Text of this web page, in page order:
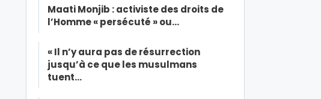
Maati Monjib : activiste des droits de
l’Homme « persécuté » ou…
« Il n’y aura pas de résurrection
jusqu’à ce que les musulmans
tuent…